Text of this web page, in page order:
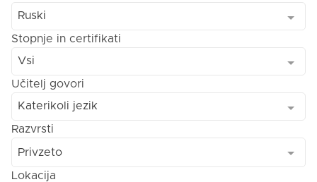
Ruski
Stopnje in certifikati
Vsi
Učitelj govori
Katerikoli jezik
Razvrsti
Privzeto
Lokacija